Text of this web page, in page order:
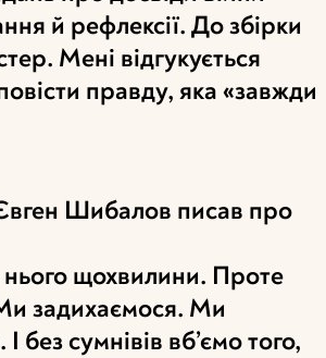
й рефлексії. До збірки
Мені відгукується
правду, яка «завжди
Шибалов писав про
щохвилини. Проте
Ми задихаємося. Ми
сумнівів вб’ємо того,